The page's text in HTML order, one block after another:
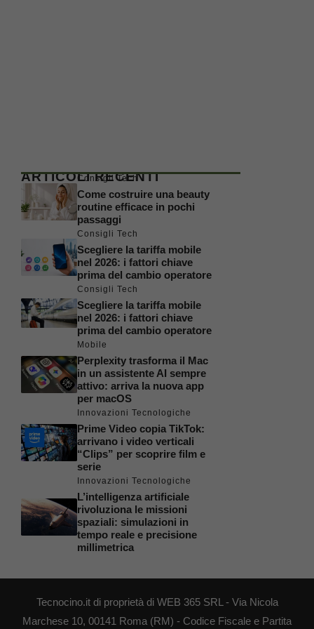
ARTICOLI RECENTI
Consigli Tech
Come costruire una beauty
routine efficace in pochi
passaggi
Consigli Tech
Scegliere la tariffa mobile
nel 2026: i fattori chiave
prima del cambio operatore
Consigli Tech
Scegliere la tariffa mobile
nel 2026: i fattori chiave
prima del cambio operatore
Mobile
Perplexity trasforma il Mac
in un assistente AI sempre
attivo: arriva la nuova app
per macOS
Innovazioni Tecnologiche
Prime Video copia TikTok:
arrivano i video verticali
“Clips” per scoprire film e
serie
Innovazioni Tecnologiche
L’intelligenza artificiale
rivoluziona le missioni
spaziali: simulazioni in
tempo reale e precisione
millimetrica
Tecnocino.it di proprietà di WEB 365 SRL - Via Nicola
Marchese 10, 00141 Roma (RM) - Codice Fiscale e Partita